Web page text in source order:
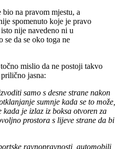
na pravom mjestu, a
spomenuto koje je pravo
nije navedeno ni u
se da se oko toga ne
mislio da ne postoji takvo
jasna:
samo s desne strane nakon
sumnje kada se to može,
je izlaz iz boksa otvoren za
prostora s lijeve strane da bi
ravnopravnosti, automobili